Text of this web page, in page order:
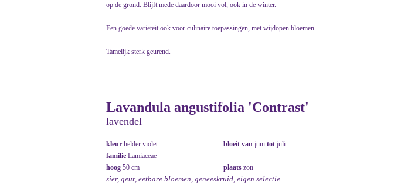
op de grond. Blijft mede daardoor mooi vol, ook in de winter.
Een goede variëteit ook voor culinaire toepassingen, met wijdopen bloemen.
Tamelijk sterk geurend.
Lavandula angustifolia 'Contrast'
lavendel
kleur helder violet bloeit van juni tot juli
familie Lamiaceae
hoog 50 cm plaats zon
sier, geur, eetbare bloemen, geneeskruid, eigen selectie